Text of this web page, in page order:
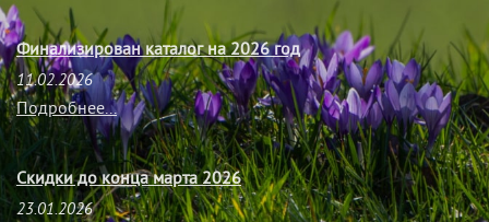
Финализирован каталог на 2026 год
11.02.2026
Подробнее...
Скидки до конца марта 2026
23.01.2026